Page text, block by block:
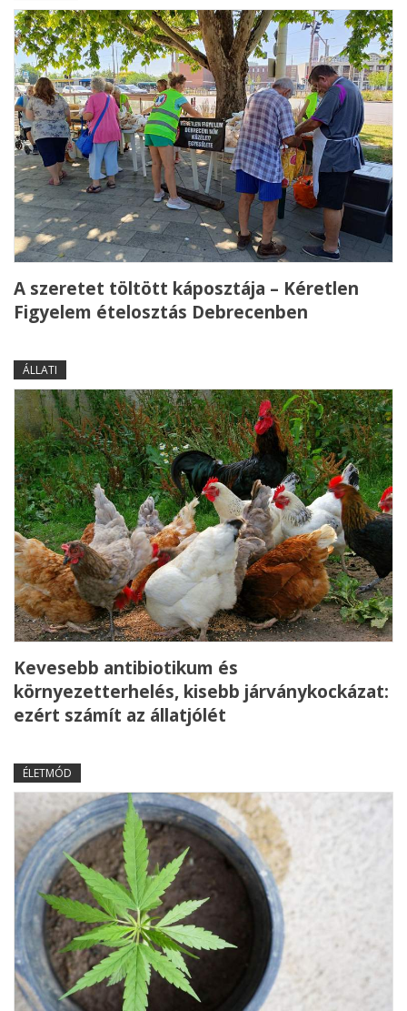
A szeretet töltött káposztája – Kéretlen
Figyelem ételosztás Debrecenben
ÁLLATI
Kevesebb antibiotikum és
környezetterhelés, kisebb járványkockázat:
ezért számít az állatjólét
ÉLETMÓD